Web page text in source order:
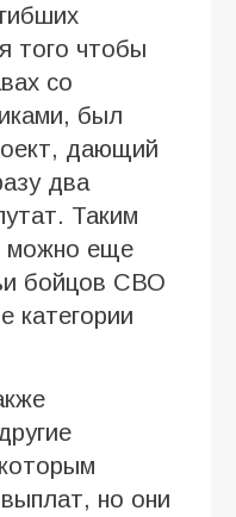
того чтобы
со
был
дающий
два
Таким
можно еще
бойцов СВО
категории
но они